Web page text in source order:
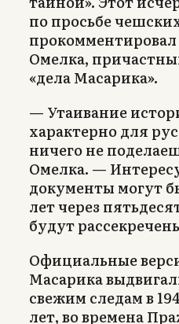
по просьбе
Омелка,
«дела Масарика».
— Утаивание
характерно для
ничего не
Омелка. —
документы могут
лет через
будут
Официальные
Масарика
свежим следам в
лет, во времена